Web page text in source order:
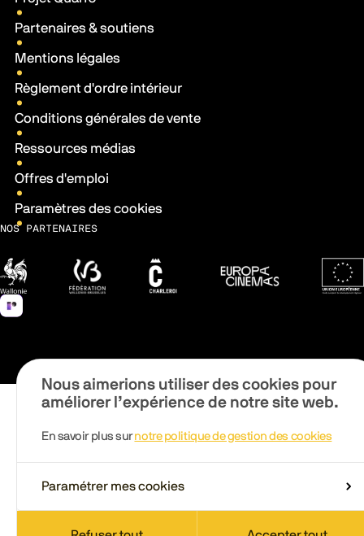
Partenaires & soutiens
Mentions légales
Règlement d'ordre intérieur
Conditions générales de vente
Ressources médias
Offres d'emploi
Paramètres des cookies
NOS PARTENAIRES
Wallonie Fédération Wallonie-Bruxelles
Ville de CharleroiEuropa Cinemas
Nous aimerions utiliser des cookies pour
améliorer l’expérience de notre site web.
En savoir plus surnotre politique de gestion des cookies
Paramétrer mes cookies